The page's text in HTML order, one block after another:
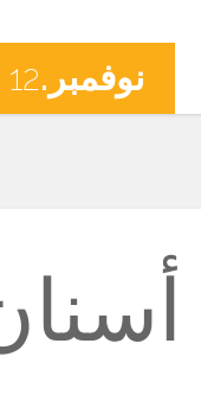
نوفمبر.12